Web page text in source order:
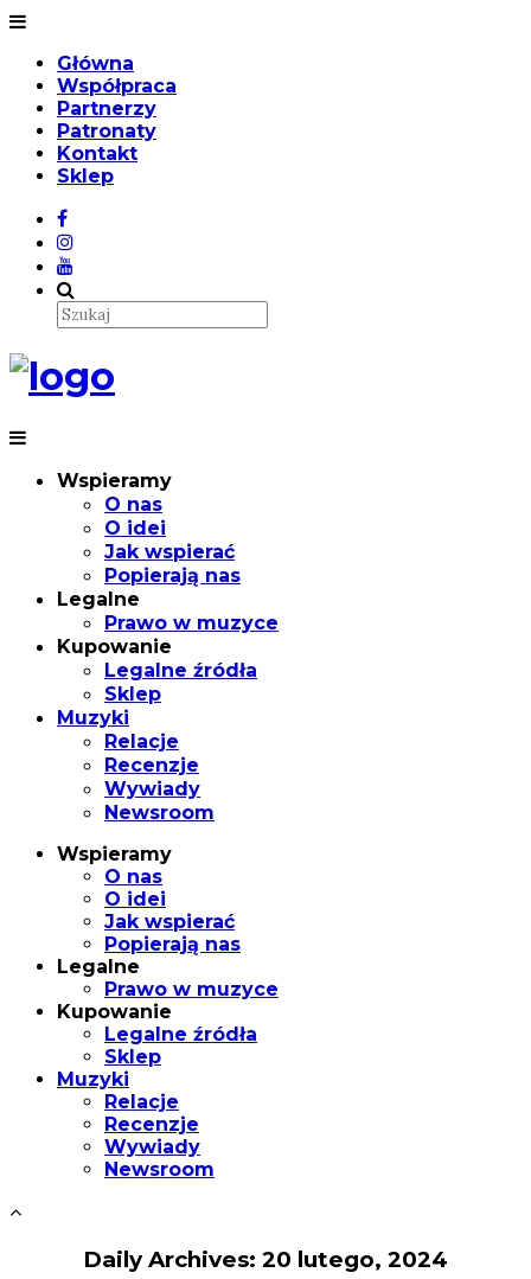
Główna
Współpraca
Partnerzy
Patronaty
Kontakt
Sklep
Wspieramy
O nas
O idei
Jak wspierać
Popierają nas
Legalne
Prawo w muzyce
Kupowanie
Legalne źródła
Sklep
Muzyki
Relacje
Recenzje
Wywiady
Newsroom
Wspieramy
O nas
O idei
Jak wspierać
Popierają nas
Legalne
Prawo w muzyce
Kupowanie
Legalne źródła
Sklep
Muzyki
Relacje
Recenzje
Wywiady
Newsroom
Daily Archives: 20 lutego, 2024